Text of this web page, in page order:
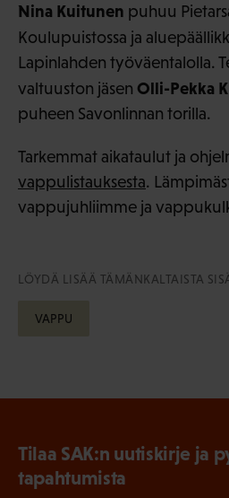
Nina Kuitunen puhuu
Koulupuistossa ja
Lapinlahden työväentalolla.
valtuuston jäsen Olli-Pekka
puheen Savonlinnan torilla.
Tarkemmat aikataulut ja
vappulistauksesta.
vappujuhliimme ja
LÖYDÄ LISÄÄ TÄMÄNKALTAISTA
VAPPU
Tilaa SAK:n uutiskirje ja
tapahtumista